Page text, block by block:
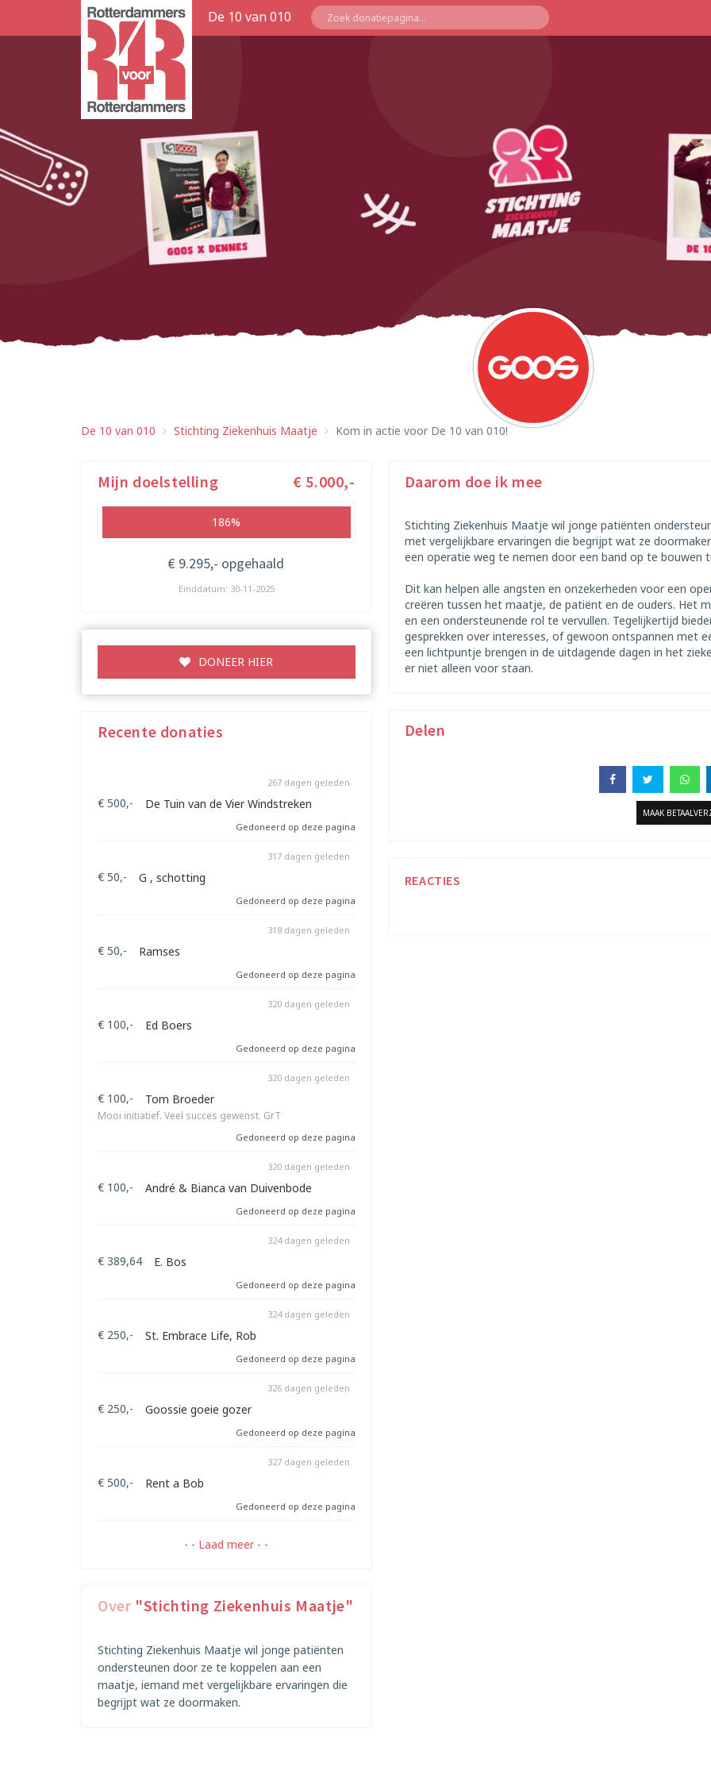
De 10 van 010
De 10 van 010 Stichting Ziekenhuis Maatje Kom in actie voor De 10 van 010!
Mijn doelstelling € 5.000,-
186%
€ 9.295,- opgehaald
Einddatum: 30-11-2025
DONEER HIER
Recente donaties
€ 500,- De Tuin van de Vier Windstreken
267 dagen geleden
Gedoneerd op deze pagina
€ 50,- G , schotting
317 dagen geleden
Gedoneerd op deze pagina
€ 50,- Ramses
318 dagen geleden
Gedoneerd op deze pagina
€ 100,- Ed Boers
320 dagen geleden
Gedoneerd op deze pagina
€ 100,- Tom Broeder
Mooi initiatief. Veel succes gewenst. GrT
320 dagen geleden
Gedoneerd op deze pagina
€ 100,- André & Bianca van Duivenbode
320 dagen geleden
Gedoneerd op deze pagina
€ 389,64 E. Bos
324 dagen geleden
Gedoneerd op deze pagina
€ 250,- St. Embrace Life, Rob
324 dagen geleden
Gedoneerd op deze pagina
€ 250,- Goossie goeie gozer
326 dagen geleden
Gedoneerd op deze pagina
€ 500,- Rent a Bob
327 dagen geleden
Gedoneerd op deze pagina
- - Laad meer - -
Over "Stichting Ziekenhuis Maatje"
Stichting Ziekenhuis Maatje wil jonge patiënten
ondersteunen door ze te koppelen aan een
maatje, iemand met vergelijkbare ervaringen die
begrijpt wat ze doormaken.
Daarom doe ik mee
Stichting Ziekenhuis Maatje wil jonge patiënten
met vergelijkbare ervaringen die begrijpt wat ze
een operatie weg te nemen door een band op te bouwen
Dit kan helpen alle angsten en onzekerheden voor een
creëren tussen het maatje, de patiënt en de ouders. Het
en een ondersteunende rol te vervullen. Tegelijkertijd
gesprekken over interesses, of gewoon ontspannen met
een lichtpuntje brengen in de uitdagende dagen in het
er niet alleen voor staan.
Delen
MAAK
REACTIES